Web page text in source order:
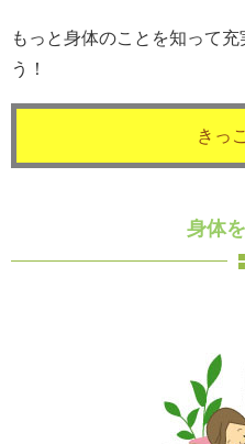
もっと身体のことを知って
う！
きっ
身体